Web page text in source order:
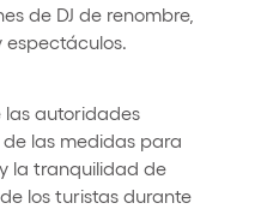
de DJ de renombre,
espectáculos.
las autoridades
las medidas para
la tranquilidad de
los turistas durante